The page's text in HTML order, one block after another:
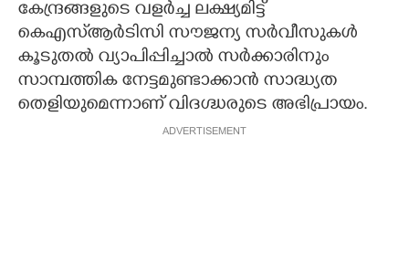
കേന്ദ്രങ്ങളുടെ വളര്‍ച്ച ലക്ഷ്യമിട്ട്
കെഎസ്ആര്‍ടിസി സൗജന്യ സര്‍വീസുകള്‍
കൂടുതല്‍ വ്യാപിപ്പിച്ചാല്‍ സര്‍ക്കാരിനും
സാമ്പത്തിക നേട്ടമുണ്ടാക്കാന്‍ സാദ്ധ്യത
തെളിയുമെന്നാണ് വിദഗ്ദ്ധരുടെ അഭിപ്രായം.
ADVERTISEMENT